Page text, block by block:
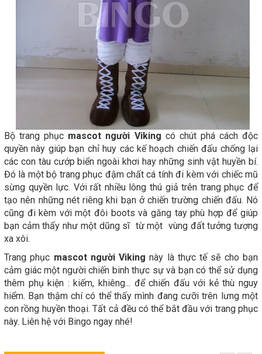
Bộ trang phục mascot người Viking có chút phá cách độc
quyền này giúp bạn chỉ huy các kế hoạch chiến đấu chống lại
các con tàu cướp biển ngoài khơi hay những sinh vật huyền bí.
Đó là một bộ trang phục đậm chất cá tính đi kèm với chiếc mũ
sừng quyền lực. Với rất nhiều lông thú giả trên trang phục để
tạo nên những nét riêng khi bạn ở chiến trường chiến đấu. Nó
cũng đi kèm với một đôi boots và găng tay phù hợp để giúp
bạn cảm thấy như một dũng sĩ từ một vùng đất tưởng tượng
xa xôi.
Trang phục mascot người Viking này là thực tế sẽ cho bạn
cảm giác một người chiến binh thực sự và bạn có thể sử dụng
thêm phụ kiện : kiếm, khiêng... để chiến đấu với kẻ thù nguy
hiểm. Bạn thậm chí có thể thấy mình đang cưỡi trên lưng một
con rồng huyền thoại. Tất cả đều có thể bắt đầu với trang phục
này. Liên hệ với Bingo ngay nhé!